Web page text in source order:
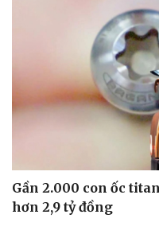
Gần 2.000 con ốc
hơn 2,9 tỷ đồng